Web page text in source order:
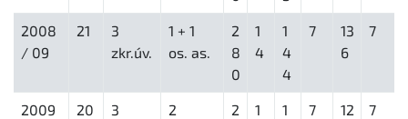
2008
/ 09
21
3
zkr.úv.
1 + 1
os. as.
2
8
0
1
4
1
4
4
7
13
6
7
2009
20
3
2
2
1
1
7
12
7